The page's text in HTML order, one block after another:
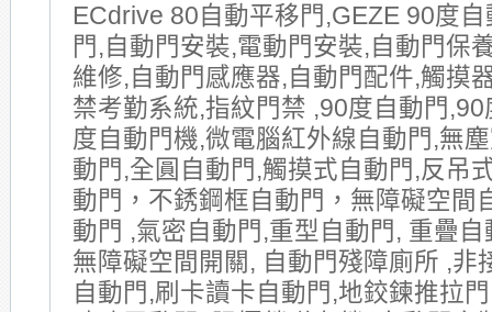
ECdrive 80自動平移門,GEZE 90度
門,自動門安裝,電動門安裝,自動門保
維修,自動門感應器,自動門配件,觸摸
禁考勤系統,指紋門禁 ,90度自動門
度自動門機,微電腦紅外線自動門,無
動門,全圓自動門,觸摸式自動門,反吊
動門，不銹鋼框自動門，無障礙空間
動門 ,氣密自動門,重型自動門, 重疊
無障礙空間開關, 自動門殘障廁所 ,非
自動門,刷卡讀卡自動門,地鉸鍊推拉